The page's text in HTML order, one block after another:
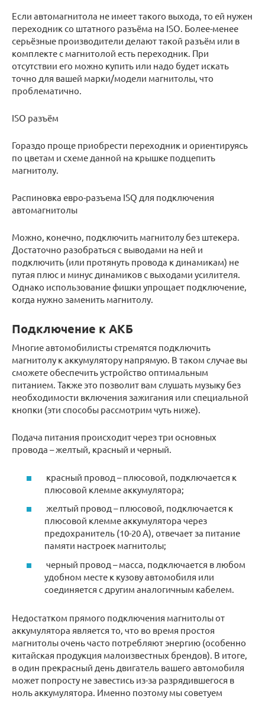
Если автомагнитола не имеет такого выхода, то ей нужен
переходник со штатного разъёма на ISO. Более-менее
серьёзные производители делают такой разъём или в
комплекте с магнитолой есть переходник. При
отсутствии его можно купить или надо будет искать
точно для вашей марки/модели магнитолы, что
проблематично.
ISO разъём
Гораздо проще приобрести переходник и ориентируясь
по цветам и схеме данной на крышке подцепить
магнитолу.
Распиновка евро-разъема ISQ для подключения
автомагнитолы
Можно, конечно, подключить магнитолу без штекера.
Достаточно разобраться с выводами на ней и
подключить (или протянуть провода к динамикам) не
путая плюс и минус динамиков с выходами усилителя.
Однако использование фишки упрощает подключение,
когда нужно заменить магнитолу.
Подключение к АКБ
Многие автомобилисты стремятся подключить
магнитолу к аккумулятору напрямую. В таком случае вы
сможете обеспечить устройство оптимальным
питанием. Также это позволит вам слушать музыку без
необходимости включения зажигания или специальной
кнопки (эти способы рассмотрим чуть ниже).
Подача питания происходит через три основных
провода – желтый, красный и черный.
красный провод – плюсовой, подключается к
плюсовой клемме аккумулятора;
желтый провод – плюсовой, подключается к
плюсовой клемме аккумулятора через
предохранитель (10-20 А), отвечает за питание
памяти настроек магнитолы;
черный провод – масса, подключается в любом
удобном месте к кузову автомобиля или
соединяется с другим аналогичным кабелем.
Недостатком прямого подключения магнитолы от
аккумулятора является то, что во время простоя
магнитолы очень часто потребляют энергию (особенно
китайская продукция малоизвестных брендов). В итоге,
в один прекрасный день двигатель вашего автомобиля
может попросту не завестись из-за разрядившегося в
ноль аккумулятора. Именно поэтому мы советуем